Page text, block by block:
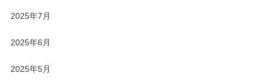
2025年7月
2025年6月
2025年5月